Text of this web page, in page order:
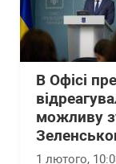
В Офісі
можливу
1 лютого,